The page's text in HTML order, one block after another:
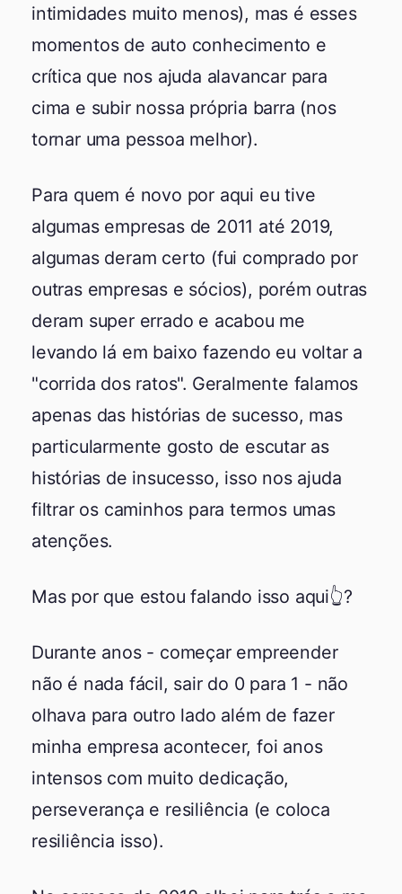
intimidades muito menos), mas é esses
momentos de auto conhecimento e
crítica que nos ajuda alavancar para
cima e subir nossa própria barra (nos
tornar uma pessoa melhor).
Para quem é novo por aqui eu tive
algumas empresas de 2011 até 2019,
algumas deram certo (fui comprado por
outras empresas e sócios), porém outras
deram super errado e acabou me
levando lá em baixo fazendo eu voltar a
"corrida dos ratos". Geralmente falamos
apenas das histórias de sucesso, mas
particularmente gosto de escutar as
histórias de insucesso, isso nos ajuda
filtrar os caminhos para termos umas
atenções.
Mas por que estou falando isso aqui👆?
Durante anos - começar empreender
não é nada fácil, sair do 0 para 1 - não
olhava para outro lado além de fazer
minha empresa acontecer, foi anos
intensos com muito dedicação,
perseverança e resiliência (e coloca
resiliência isso).